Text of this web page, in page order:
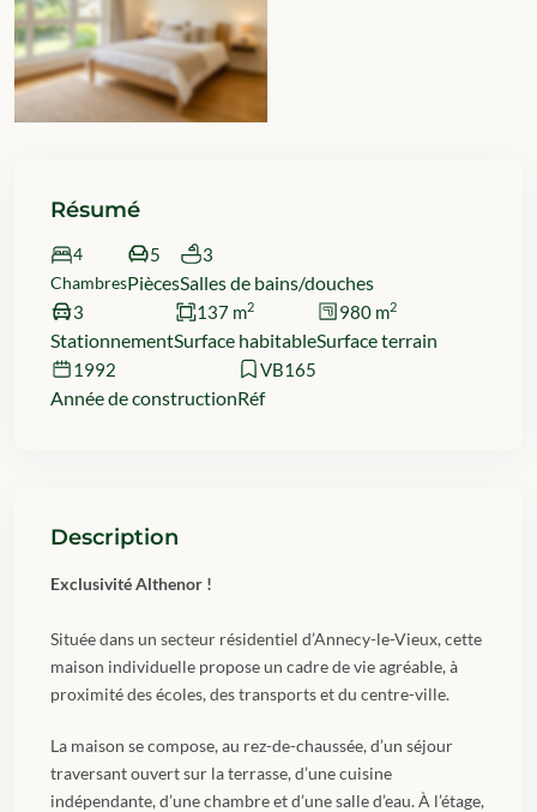
Résumé
4
Chambres
5
Pièces
3
Salles de bains/douches
3
Stationnement
137 m2
Surface habitable
980 m2
Surface terrain
1992
Année de construction
VB165
Réf
Description
Exclusivité Althenor !
Située dans un secteur résidentiel d’Annecy-le-Vieux, cette
maison individuelle propose un cadre de vie agréable, à
proximité des écoles, des transports et du centre-ville.
La maison se compose, au rez-de-chaussée, d’un séjour
traversant ouvert sur la terrasse, d’une cuisine
indépendante, d’une chambre et d’une salle d’eau. À l’étage,